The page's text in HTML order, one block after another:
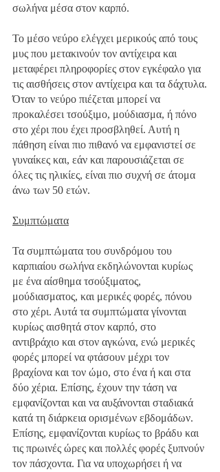
σωλήνα μέσα στον καρπό.
Το μέσο νεύρο ελέγχει μερικούς από τους
μυς που μετακινούν τον αντίχειρα και
μεταφέρει πληροφορίες στον εγκέφαλο για
τις αισθήσεις στον αντίχειρα και τα δάχτυλα.
Όταν το νεύρο πιέζεται μπορεί να
προκαλέσει τσούξιμο, μούδιασμα, ή πόνο
στο χέρι που έχει προσβληθεί. Αυτή η
πάθηση είναι πιο πιθανό να εμφανιστεί σε
γυναίκες και, εάν και παρουσιάζεται σε
όλες τις ηλικίες, είναι πιο συχνή σε άτομα
άνω των 50 ετών.
Συμπτώματα
Τα συμπτώματα του συνδρόμου του
καρπιαίου σωλήνα εκδηλώνονται κυρίως
με ένα αίσθημα τσούξιματος,
μούδιασματος, και μερικές φορές, πόνου
στο χέρι. Αυτά τα συμπτώματα γίνονται
κυρίως αισθητά στον καρπό, στο
αντιβράχιο και στον αγκώνα, ενώ μερικές
φορές μπορεί να φτάσουν μέχρι τον
βραχίονα και τον ώμο, στο ένα ή και στα
δύο χέρια. Επίσης, έχουν την τάση να
εμφανίζονται και να αυξάνονται σταδιακά
κατά τη διάρκεια ορισμένων εβδομάδων.
Επίσης, εμφανίζονται κυρίως το βράδυ και
τις πρωινές ώρες και πολλές φορές ξυπνούν
τον πάσχοντα. Για να υποχωρήσει ή να